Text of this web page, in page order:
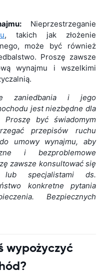
Nieprzestrzeganie
, takich jak złożenie
może być również
Proszę zawsze
wynajmu i wszelkimi
zaniedbania i jego
jest niezbędne dla
Proszę być świadomym
przepisów ruchu
umowy wynajmu, aby
i bezproblemowe
zawsze konsultować się
specjalistami ds.
konkretne pytania
Bezpiecznych
wypożyczyć